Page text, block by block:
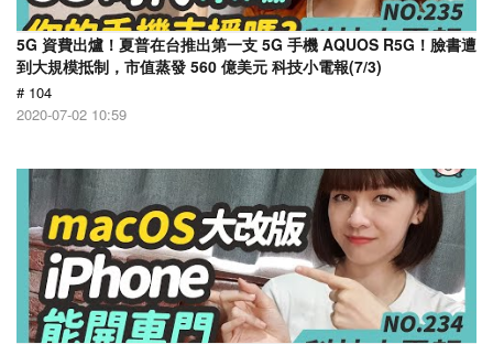
5G 資費出爐！夏普在台推出第一支 5G 手機 AQUOS R5G！臉書遭
到大規模抵制，市值蒸發 560 億美元 科技小電報(7/3)
# 104
2020-07-02 10:59